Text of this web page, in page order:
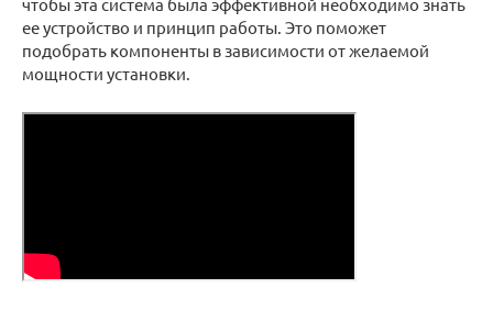
ее устройство и принцип работы. Это поможет
подобрать компоненты в зависимости от желаемой
мощности установки.